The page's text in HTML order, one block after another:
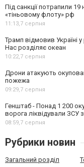
Під санкції потрапили
«тіньовому флоту» рф
11:13,7 серпня
Трамп відмовив Україні у
Нас розділяє океан
10:22,7 серпня
Дрони атакують
пожежа
09:29,7 серпня
Генштаб - Понад 1 200
ворога ліквідували ЗСУ
08:59,7 серпня
Рубрики новин
Загальний розділ